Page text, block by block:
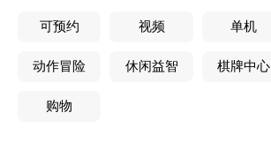
可预约 视频 单机
动作冒险 休闲益智 棋牌中心
购物